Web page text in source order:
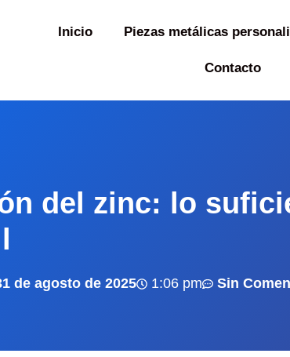
Inicio Piezas metálicas
Contacto
del zinc: lo
de agosto de 2025 1:06 pm Sin